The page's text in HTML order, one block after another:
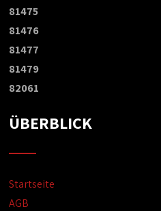
81475
81476
81477
81479
82061
ÜBERBLICK
Startseite
AGB